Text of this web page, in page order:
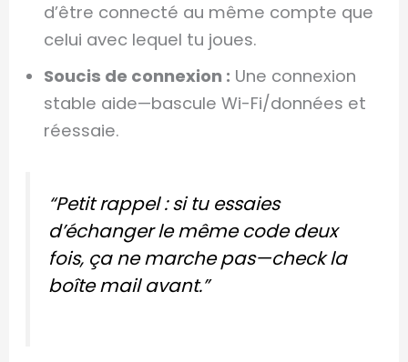
d’être connecté au même compte que
celui avec lequel tu joues.
Soucis de connexion : Une connexion
stable aide—bascule Wi-Fi/données et
réessaie.
“Petit rappel : si tu essaies
d’échanger le même code deux
fois, ça ne marche pas—check la
boîte mail avant.”